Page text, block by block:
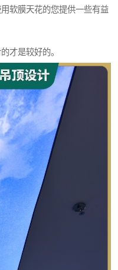
软膜天花的您提供一些有益
才是较好的。